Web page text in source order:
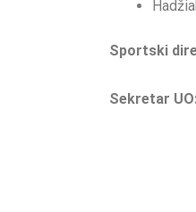
Sportski
Sekretar